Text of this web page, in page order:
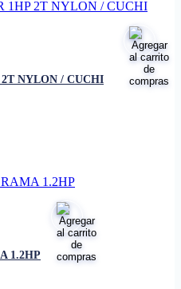
NYLON / CUCHI
1.2HP